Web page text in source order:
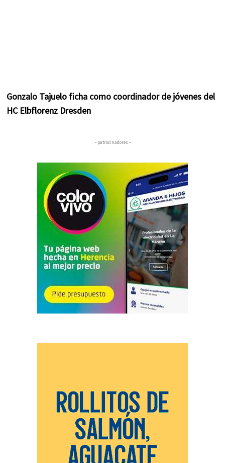
Gonzalo Tajuelo ficha como coordinador de jóvenes del
HC Elbflorenz Dresden
– patrocinadores –